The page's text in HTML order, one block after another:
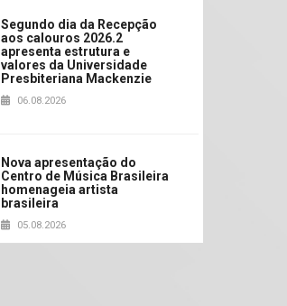
Segundo dia da Recepção
aos calouros 2026.2
apresenta estrutura e
valores da Universidade
Presbiteriana Mackenzie
06.08.2026
Nova apresentação do
Centro de Música Brasileira
homenageia artista
brasileira
05.08.2026